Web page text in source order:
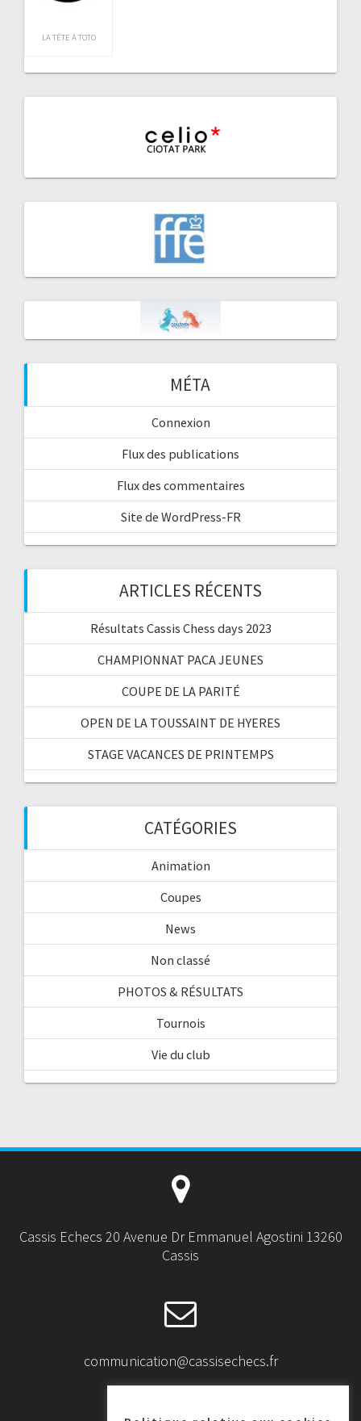
LA TÊTE À TOTO
MÉTA
Connexion
Flux des publications
Flux des commentaires
Site de WordPress-FR
ARTICLES RÉCENTS
Résultats Cassis Chess days 2023
CHAMPIONNAT PACA JEUNES
COUPE DE LA PARITÉ
OPEN DE LA TOUSSAINT DE HYERES
STAGE VACANCES DE PRINTEMPS
CATÉGORIES
Animation
Coupes
News
Non classé
PHOTOS & RÉSULTATS
Tournois
Vie du club
Cassis Echecs 20 Avenue Dr Emmanuel Agostini 13260
Cassis
communication@cassisechecs.fr